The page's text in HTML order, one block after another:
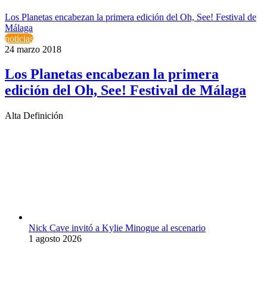
Los Planetas encabezan la primera edición del Oh, See! Festival de
Málaga
noticias
24 marzo 2018
Los Planetas encabezan la primera
edición del Oh, See! Festival de Málaga
Alta Definición
Nick Cave invitó a Kylie Minogue al escenario
1 agosto 2026